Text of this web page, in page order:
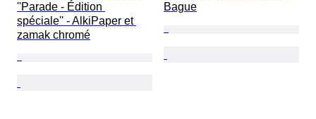
''Parade - Édition
spéciale'' - AlkiPaper et
zamak chromé
Bague